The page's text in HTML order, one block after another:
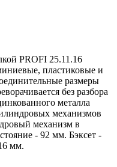
PROFI 25.11.16
пластиковые и
размеры
без разбора
металла
механизмов
механизм в
- 92 мм. Бэксет -
мм.